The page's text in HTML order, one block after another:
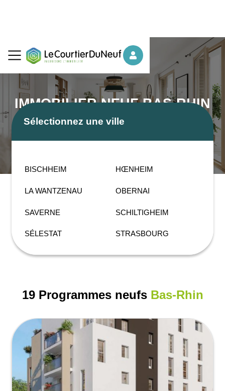
IMMOBILIER NEUF BAS-RHIN
Sélectionnez une ville
BISCHHEIM HŒNHEIM
LA WANTZENAU OBERNAI
SAVERNE SCHILTIGHEIM
SÉLESTAT STRASBOURG
19 Programmes neufs Bas-Rhin